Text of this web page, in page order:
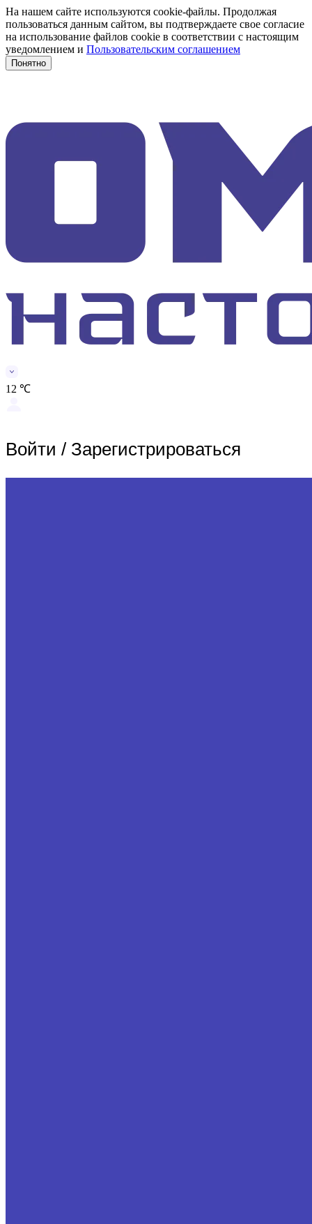
На нашем сайте используются cookie-файлы. Продолжая
пользоваться данным сайтом, вы подтверждаете свое согласие
на использование файлов cookie в соответствии с настоящим
уведомлением и Пользовательским соглашением
Понятно
12 ℃
Войти / Зарегистрироваться